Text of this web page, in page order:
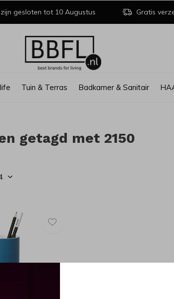
Tuin & Terras Badkamer & Sanitair
gesloten tot 10 Augustus Gratis
getagd met 2150